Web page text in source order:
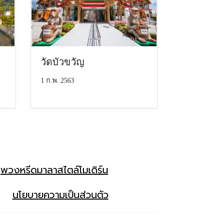
วัดบัวขวัญ
1 ก.พ. 2563
พวงหรีดมาลาสไตล์โมเดิร์น
นโยบายความเป็นส่วนตัว